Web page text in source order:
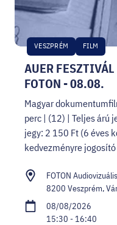
AUER
FOTON - 08.08.
VESZPRÉM FILM
Magyar
perc | (12) | Teljes árú
jegy: 2 150 Ft (6 éves
kedvezményre
FOTON
8200 Veszprém,
08/08/2026
15:30 - 16:40